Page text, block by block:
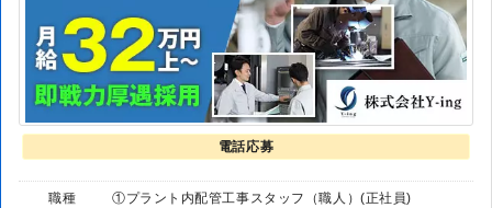
電話応募
職種 ①プラント内配管工事スタッフ（職人）(正社員)